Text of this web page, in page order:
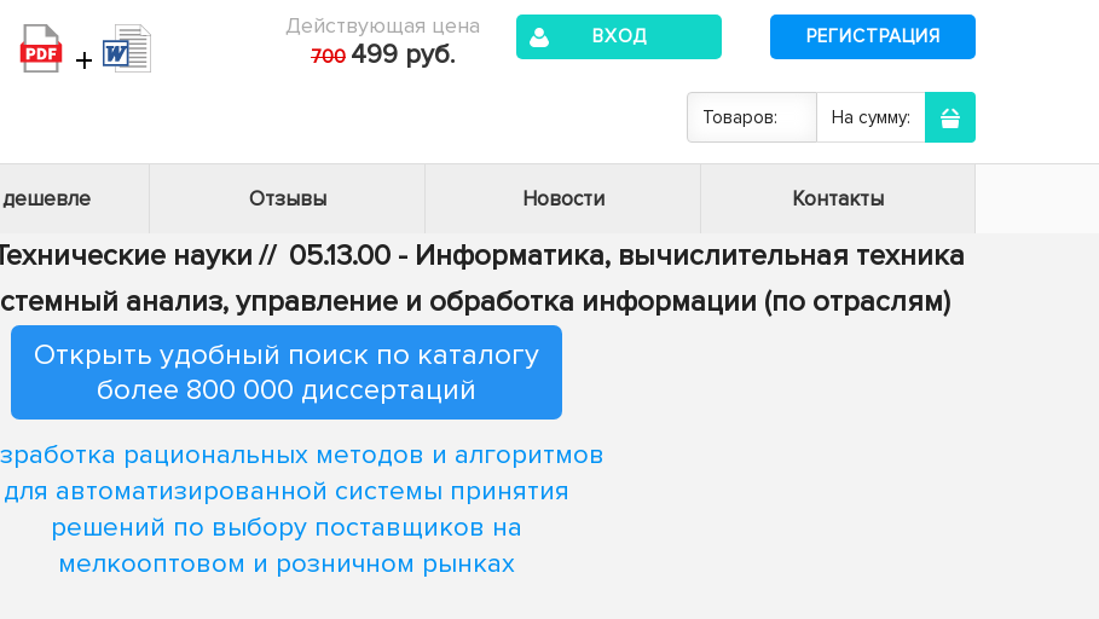
+
Действующая цена
700 499 руб.
ВХОД РЕГИСТРАЦИЯ
Товаров: На сумму:
Отзывы Новости Контакты
науки // 05.13.00 - Информатика, вычислительная техника
анализ, управление и обработка информации (по отраслям)
Открыть удобный поиск по каталогу
более 800 000 диссертаций
рациональных методов и алгоритмов
для автоматизированной системы принятия
решений по выбору поставщиков на
мелкооптовом и розничном рынках